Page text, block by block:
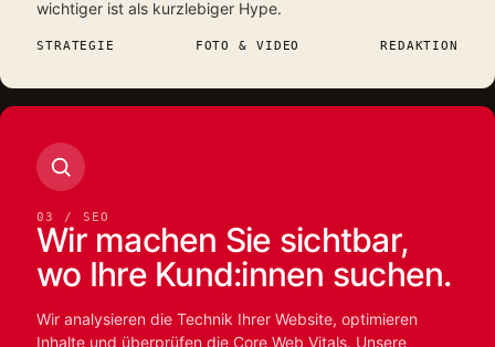
wichtiger ist als kurzlebiger Hype.
STRATEGIE FOTO & VIDEO REDAKTION
03 / SEO
Wir machen Sie sichtbar,
wo Ihre Kund:innen suchen.
Wir analysieren die Technik Ihrer Website, optimieren
Inhalte und überprüfen die Core Web Vitals. Unsere